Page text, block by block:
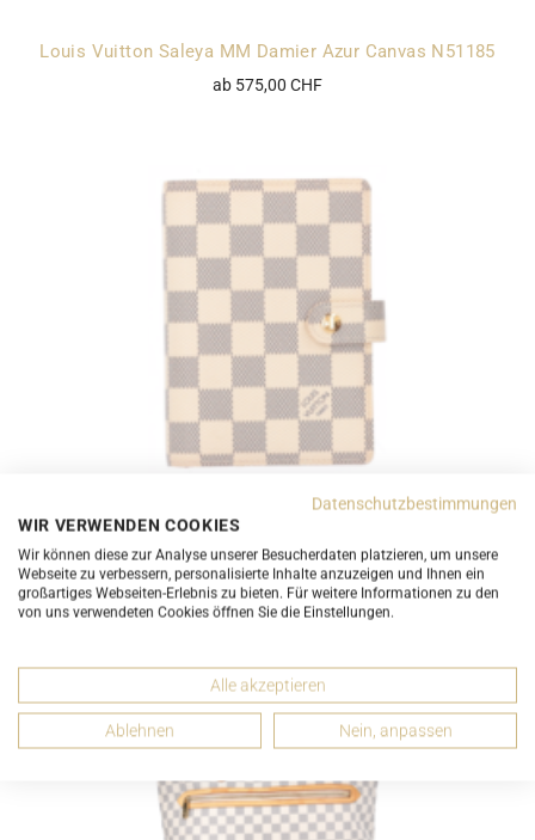
Louis Vuitton Saleya MM Damier Azur Canvas N51185
ab 575,00 CHF
Louis Vuitton Agenda Fonctionnel PM Damier Azur
Canvas R20706
ab 175,00 CHF
Datenschutzbestimmungen
WIR VERWENDEN COOKIES
Wir können diese zur Analyse unserer Besucherdaten platzieren, um unsere
Webseite zu verbessern, personalisierte Inhalte anzuzeigen und Ihnen ein
großartiges Webseiten-Erlebnis zu bieten. Für weitere Informationen zu den
von uns verwendeten Cookies öffnen Sie die Einstellungen.
Alle akzeptieren
Ablehnen Nein, anpassen